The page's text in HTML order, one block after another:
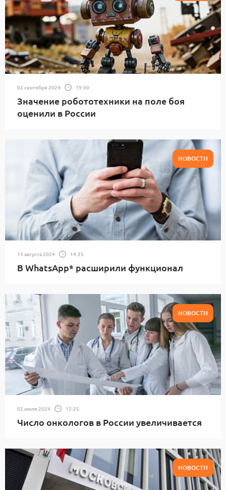
02 сентября 2024 19:00
Значение робототехники на поле боя
оценили в России
НОВОСТИ
15 августа 2024 14:25
В WhatsApp* расширили функционал
НОВОСТИ
02 июля 2024 12:25
Число онкологов в России увеличивается
НОВОСТИ